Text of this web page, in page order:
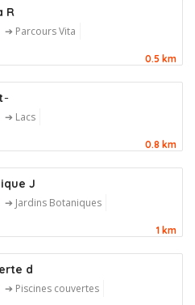
R
➔ Parcours Vita
0.5 km
➔ Lacs
0.8 km
J
➔ Jardins Botaniques
1 km
d
➔ Piscines couvertes